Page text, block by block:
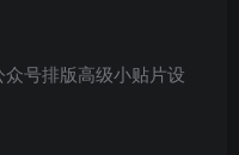
号排版高级小贴片设